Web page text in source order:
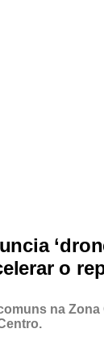
o
na Zona